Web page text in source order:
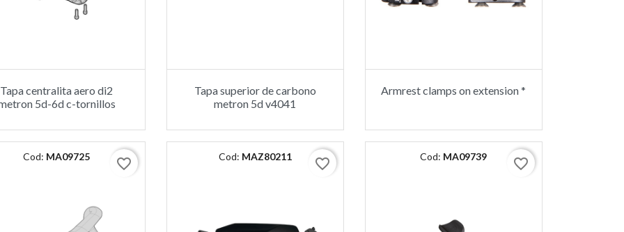
Tapa centralita aero di2
5d-6d c-tornillos
Tapa superior de carbono
metron 5d v4041
Armrest clamps on extension *
Cod: MA09725 favorite_border Cod: MAZ80211 favorite_border Cod: MA09739 favorite_border